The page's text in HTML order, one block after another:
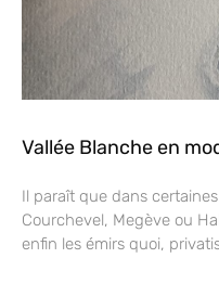
Vallée Blanche en
Il paraît que dans
Courchevel, Megève ou
enfin les émirs quoi,